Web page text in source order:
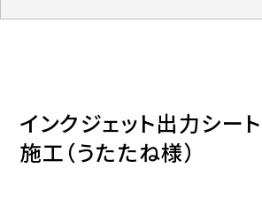
インクジェット出力シー
施工（うたたね様）